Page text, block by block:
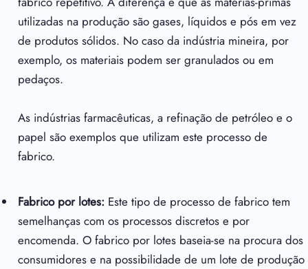
utilizadas na produção são gases, líquidos e pós em vez
de produtos sólidos. No caso da indústria mineira, por
exemplo, os materiais podem ser granulados ou em
pedaços.
As indústrias farmacêuticas, a refinação de petróleo e o
papel são exemplos que utilizam este processo de
fabrico.
Fabrico por lotes: Este tipo de processo de fabrico tem
semelhanças com os processos discretos e por
encomenda. O fabrico por lotes baseia-se na procura dos
consumidores e na possibilidade de um lote de produção